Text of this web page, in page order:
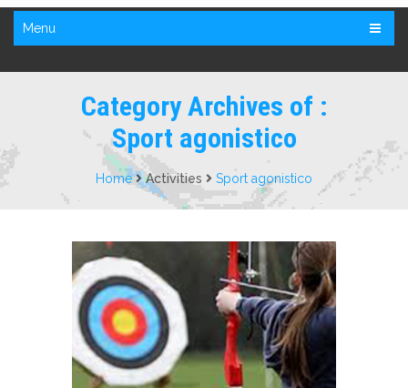
Menu
Category Archives of :
Sport agonistico
Home Activities Sport agonistico